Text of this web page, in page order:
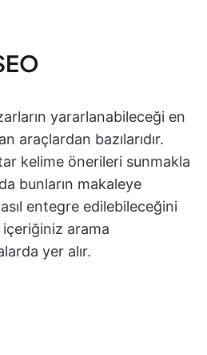
yararlanabileceği en
araçlardan bazılarıdır.
kelime önerileri sunmakla
bunların makaleye
entegre edilebileceğini
arama
yer alır.